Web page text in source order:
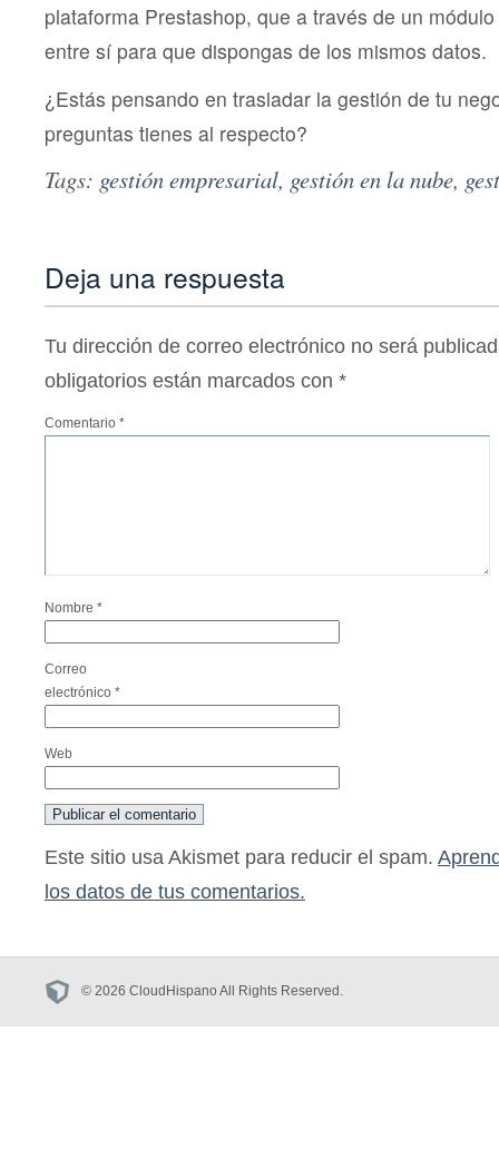
plataforma Prestashop, que a través de un
entre sí para que dispongas de los mismos datos.
¿Estás pensando en trasladar la gestión de tu
preguntas tienes al respecto?
Tags: gestión empresarial, gestión en la nube,
Deja una respuesta
Tu dirección de correo electrónico no será
obligatorios están marcados con *
Comentario *
Nombre *
Correo
electrónico *
Web
Este sitio usa Akismet para reducir el spam.
los datos de tus comentarios.
© 2026 CloudHispano All Rights Reserved.